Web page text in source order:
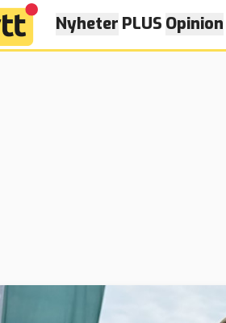
Nyheter PLUS Opinion